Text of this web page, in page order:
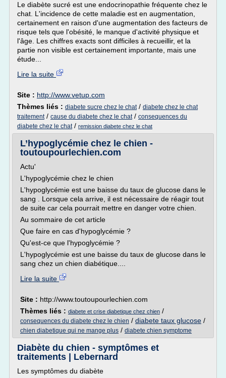
Le diabète sucré est une endocrinopathie fréquente chez le
chat. L'incidence de cette maladie est en augmentation,
certainement en raison d'une augmentation des facteurs de
risque tels que l'obésité, le manque d'activité physique et
l'âge. Les chiffres exacts sont difficiles à recueillir, et la
partie non visible est certainement importante, mais une
étude...
Lire la suite
Site : http://www.vetup.com
Thèmes liés : diabete sucre chez le chat/ diabete chez le chat
traitement/ cause du diabete chez le chat/ consequences du
diabete chez le chat/ remission diabete chez le chat
L’hypoglycémie chez le chien -
toutoupourlechien.com
Actu'
L'hypoglycémie chez le chien
L'hypoglycémie est une baisse du taux de glucose dans le
sang . Lorsque cela arrive, il est nécessaire de réagir tout
de suite car cela pourrait mettre en danger votre chien.
Au sommaire de cet article
Que faire en cas d'hypoglycémie ?
Qu'est-ce que l'hypoglycémie ?
L'hypoglycémie est une baisse du taux de glucose dans le
sang chez un chien diabétique....
Lire la suite
Site : http://www.toutoupourlechien.com
Thèmes liés : diabete et crise diabetique chez chien /
consequences du diabete chez le chien / diabete taux glucose /
chien diabetique qui ne mange plus / diabete chien symptome
Diabète du chien - symptômes et
traitements | Lebernard
Les symptômes du diabète